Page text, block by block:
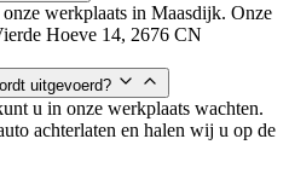
werkplaats in Maasdijk. Onze
Hoeve 14, 2676 CN
uitgevoerd?
u in onze werkplaats wachten.
achterlaten en halen wij u op de